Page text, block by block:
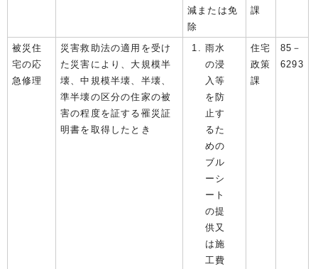
減または免
除
課
被災住
宅の応
急修理
災害救助法の適用を受け
た災害により、大規模半
壊、中規模半壊、半壊、
準半壊の区分の住家の被
害の程度を証する罹災証
明書を取得したとき
雨水
の浸
入等
を防
止す
るた
めの
ブル
ーシ
ート
の提
供又
は施
工費
住宅
政策
課
85－
6293